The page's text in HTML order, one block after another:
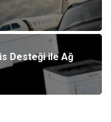
Desteği ile Ağ